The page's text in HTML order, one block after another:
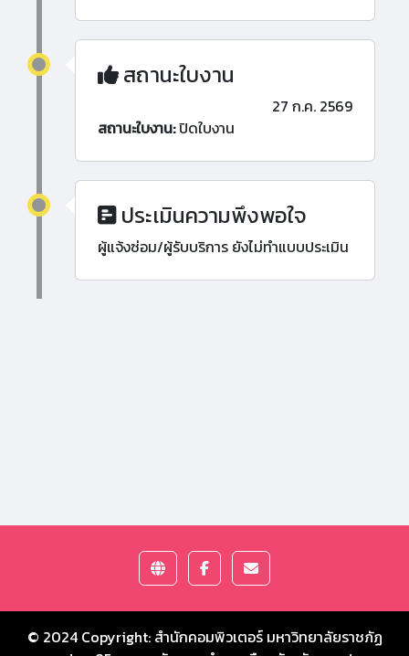
สถานะใบงาน
27 ก.ค. 2569
สถานะใบงาน:ปิดใบงาน
ประเมินความพึงพอใจ
ผู้แจ้งซ่อม/ผู้รับบริการ ยังไม่ทำแบบประเมิน
© 2024 Copyright: สำนักคอมพิวเตอร์ มหาวิทยาลัยราชภัฏ